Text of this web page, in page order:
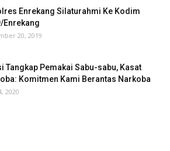
Enrekang Silaturahmi Ke Kodim
Enrekang
20, 2019
Tangkap Pemakai Sabu-sabu, Kasat
Komitmen Kami Berantas Narkoba
2020